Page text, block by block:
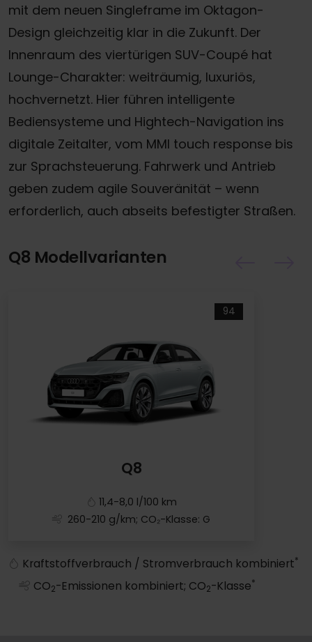
mit dem neuen Singleframe im Oktagon-
Design gleichzeitig klar in die Zukunft. Der
Innenraum des viertürigen SUV-Coupé hat
Lounge-Charakter: weiträumig, luxuriös,
hochvernetzt. Hier führen intelligente
Bediensysteme und Hightech-Navigation ins
digitale Zeitalter, vom MMI touch response bis
zur Sprachsteuerung. Fahrwerk und Antrieb
geben zudem agile Souveränität – wenn
erforderlich, auch abseits befestigter Straßen.
Q8 Modellvarianten
94
Q8
11,4-8,0 l/100 km
260-210 g/km; CO₂-Klasse: G
Kraftstoffverbrauch / Stromverbrauch kombiniert*
CO2-Emissionen kombiniert; CO2-Klasse*